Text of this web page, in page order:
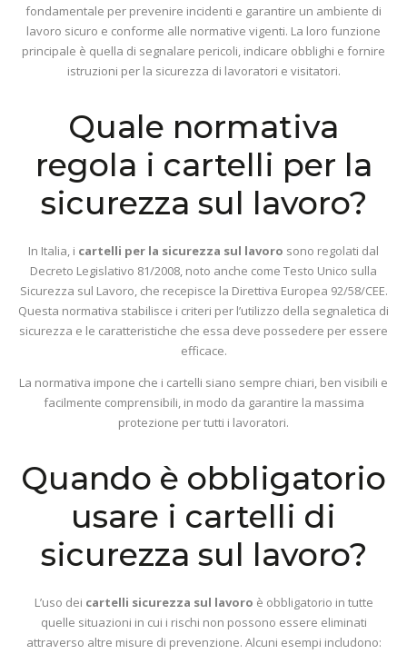
fondamentale per prevenire incidenti e garantire un ambiente di
lavoro sicuro e conforme alle normative vigenti. La loro funzione
principale è quella di segnalare pericoli, indicare obblighi e fornire
istruzioni per la sicurezza di lavoratori e visitatori.
Quale normativa
regola i cartelli per la
sicurezza sul lavoro?
In Italia, i cartelli per la sicurezza sul lavoro sono regolati dal
Decreto Legislativo 81/2008, noto anche come Testo Unico sulla
Sicurezza sul Lavoro, che recepisce la Direttiva Europea 92/58/CEE.
Questa normativa stabilisce i criteri per l’utilizzo della segnaletica di
sicurezza e le caratteristiche che essa deve possedere per essere
efficace.
La normativa impone che i cartelli siano sempre chiari, ben visibili e
facilmente comprensibili, in modo da garantire la massima
protezione per tutti i lavoratori.
Quando è obbligatorio
usare i cartelli di
sicurezza sul lavoro?
L’uso dei cartelli sicurezza sul lavoro è obbligatorio in tutte
quelle situazioni in cui i rischi non possono essere eliminati
attraverso altre misure di prevenzione. Alcuni esempi includono: